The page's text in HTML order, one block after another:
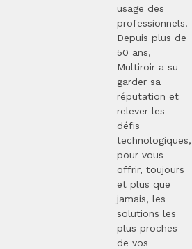
usage des
professionnels.
Depuis plus de
50 ans,
Multiroir a su
garder sa
réputation et
relever les
défis
technologiques,
pour vous
offrir, toujours
et plus que
jamais, les
solutions les
plus proches
de vos